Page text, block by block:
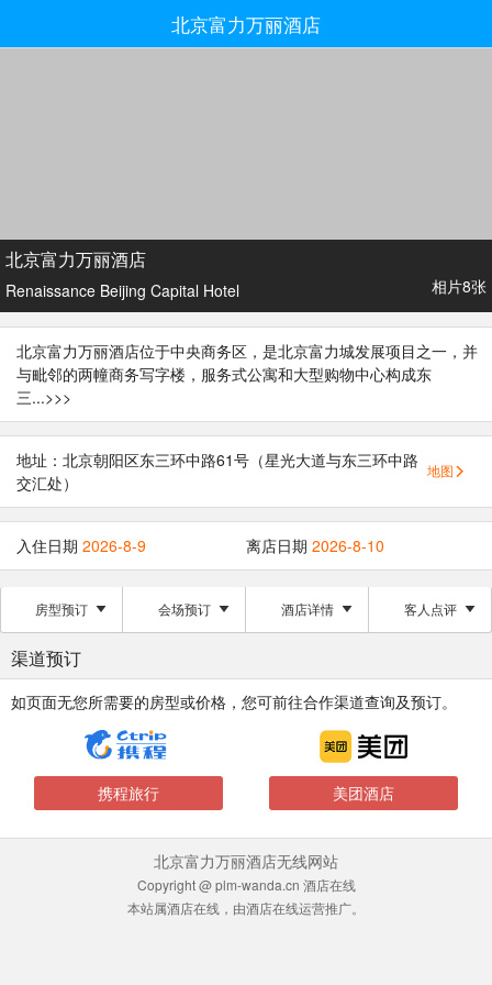
北京富力万丽酒店
北京富力万丽酒店
Renaissance Beijing Capital Hotel 相片8张
北京富力万丽酒店位于中央商务区，是北京富力城发展项目之一，并
与毗邻的两幢商务写字楼，服务式公寓和大型购物中心构成东
三...>>>
地址：北京朝阳区东三环中路61号（星光大道与东三环中路
交汇处）
地图
入住日期 2026-8-9 离店日期 2026-8-10
房型预订 会场预订 酒店详情 客人点评
渠道预订
如页面无您所需要的房型或价格，您可前往合作渠道查询及预订。
携程旅行 美团酒店
北京富力万丽酒店无线网站
Copyright @ plm-wanda.cn 酒店在线
本站属酒店在线，由酒店在线运营推广。